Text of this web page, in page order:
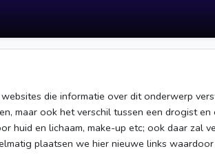
die informatie over dit onderwerp
maar ook het verschil tussen een drogist
huid en lichaam, make-up etc; ook daar zal
plaatsen we hier nieuwe links